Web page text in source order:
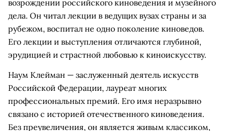
возрождении российского киноведения и музейного
дела. Он читал лекции в ведущих вузах страны и за
рубежом, воспитал не одно поколение киноведов.
Его лекции и выступления отличаются глубиной,
эрудицией и страстной любовью к киноискусству.
Наум Клейман — заслуженный деятель искусств
Российской Федерации, лауреат многих
профессиональных премий. Его имя неразрывно
связано с историей отечественного киноведения.
Без преувеличения, он является живым классиком,